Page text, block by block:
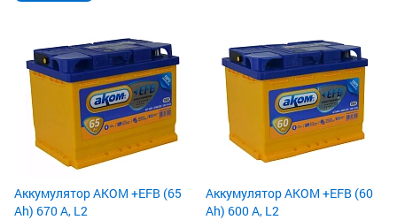
Аккумулятор AKOM +EFB (65
Ah) 670 А, L2
Аккумулятор AKOM +EFB (60
Ah) 600 А, L2